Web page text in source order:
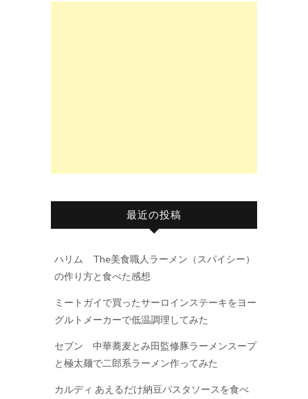
最近の投稿
ハリム The美食職人ラーメン（スパイシー）
の作り方と食べた感想
ミートガイで買ったサーロインステーキをヨー
グルトメーカーで低温調理してみた
セブン 中華蕎麦とみ田監修豚ラーメンスープ
と極太麺で二郎系ラーメン作ってみた
カルディ あえるだけ納豆パスタソースを食べ